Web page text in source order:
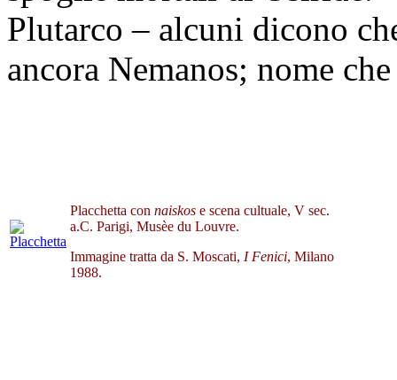
Plutarco – alcuni dicono
ancora Nemanos; nome
Placchetta con naiskos e scena cultuale, V sec.
a.C. Parigi, Musèe du Louvre.
Immagine tratta da S. Moscati, I Fenici, Milano
1988.